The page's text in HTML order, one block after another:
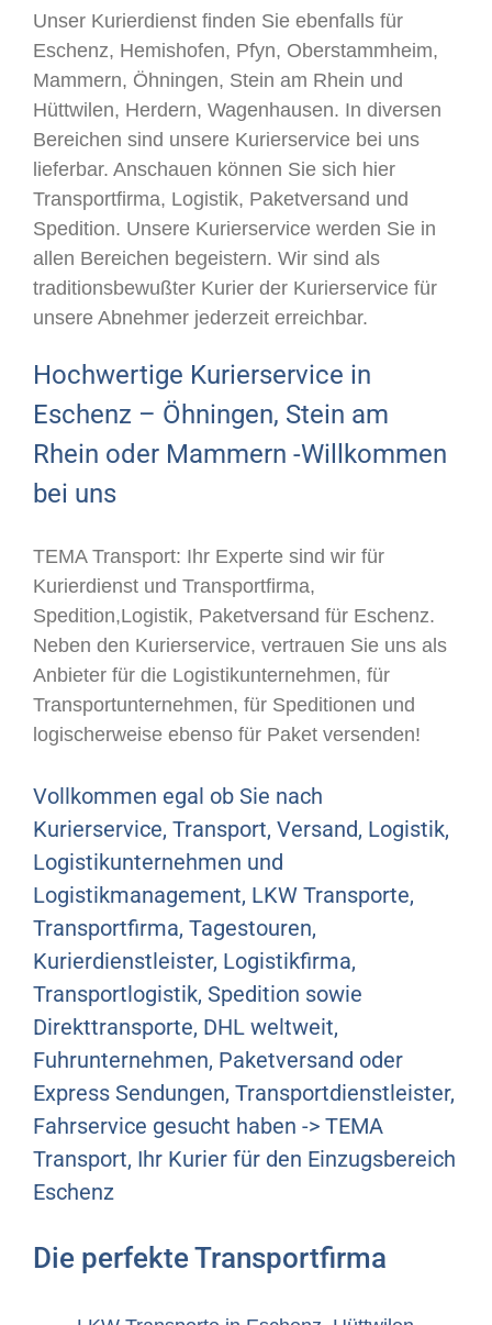
Unser Kurierdienst finden Sie ebenfalls für
Eschenz, Hemishofen, Pfyn, Oberstammheim,
Mammern, Öhningen, Stein am Rhein und
Hüttwilen, Herdern, Wagenhausen. In diversen
Bereichen sind unsere Kurierservice bei uns
lieferbar. Anschauen können Sie sich hier
Transportfirma, Logistik, Paketversand und
Spedition. Unsere Kurierservice werden Sie in
allen Bereichen begeistern. Wir sind als
traditionsbewußter Kurier der Kurierservice für
unsere Abnehmer jederzeit erreichbar.
Hochwertige Kurierservice in
Eschenz – Öhningen, Stein am
Rhein oder Mammern -Willkommen
bei uns
TEMA Transport: Ihr Experte sind wir für
Kurierdienst und Transportfirma,
Spedition,Logistik, Paketversand für Eschenz.
Neben den Kurierservice, vertrauen Sie uns als
Anbieter für die Logistikunternehmen, für
Transportunternehmen, für Speditionen und
logischerweise ebenso für Paket versenden!
Vollkommen egal ob Sie nach
Kurierservice, Transport, Versand, Logistik,
Logistikunternehmen und
Logistikmanagement, LKW Transporte,
Transportfirma, Tagestouren,
Kurierdienstleister, Logistikfirma,
Transportlogistik, Spedition sowie
Direkttransporte, DHL weltweit,
Fuhrunternehmen, Paketversand oder
Express Sendungen, Transportdienstleister,
Fahrservice gesucht haben -> TEMA
Transport, Ihr Kurier für den Einzugsbereich
Eschenz
Die perfekte Transportfirma